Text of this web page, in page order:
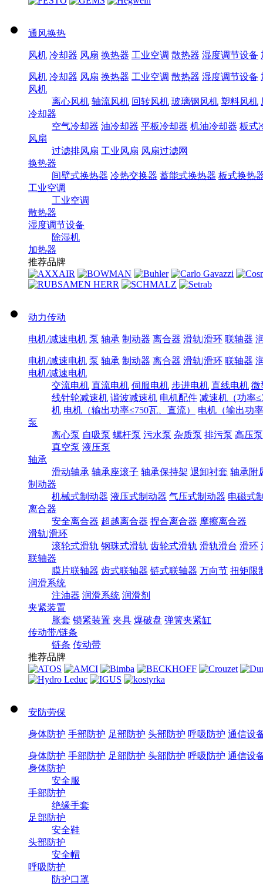
通风换热
风机 冷却器 风扇 换热器 工业空调 散热器 湿度调节设备
风机 冷却器 风扇 换热器 工业空调 散热器 湿度调节设备
风机
离心风机 轴流风机 回转风机 玻璃钢风机 塑料风机
冷却器
空气冷却器 油冷却器 平板冷却器 机油冷却器 板式
风扇
过滤排风扇 工业风扇 风扇过滤网
换热器
间壁式换热器 冷热交换器 蓄能式换热器 板式换热
工业空调
工业空调
散热器
湿度调节设备
除湿机
加热器
推荐品牌
动力传动
电机/减速电机 泵 轴承 制动器 离合器 滑轨|滑环 联轴器
电机/减速电机 泵 轴承 制动器 离合器 滑轨|滑环 联轴器
电机/减速电机
交流电机 直流电机 伺服电机 步进电机 直线电机 微
线针轮减速机 谐波减速机 电机配件 减速机（功率
机 电机（输出功率≤750瓦、直流）
电机（输出功
泵
离心泵 自吸泵 螺杆泵 污水泵 杂质泵 排污泵 高压泵
真空泵 液压泵
轴承
滑动轴承 轴承座滚子 轴承保持架 退卸衬套 轴承附
制动器
机械式制动器 液压式制动器 气压式制动器 电磁式
离合器
安全离合器 超越离合器 捏合离合器 摩擦离合器
滑轨|滑环
滚轮式滑轨 钢珠式滑轨 齿轮式滑轨 滑轨滑台 滑环
联轴器
膜片联轴器 齿式联轴器 链式联轴器 万向节 扭矩限
润滑系统
注油器 润滑系统 润滑剂
夹紧装置
胀套 锁紧装置 夹具 爆破盘 弹簧夹紧缸
传动带/链条
链条 传动带
推荐品牌
安防劳保
身体防护 手部防护 足部防护 头部防护 呼吸防护 通信设
身体防护 手部防护 足部防护 头部防护 呼吸防护 通信设
身体防护
安全服
手部防护
绝缘手套
足部防护
安全鞋
头部防护
安全帽
呼吸防护
防护口罩